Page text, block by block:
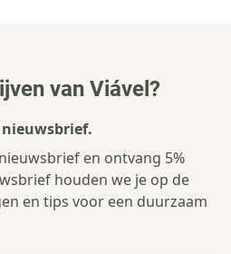
van Viável?
en ontvang 5%
houden we je op de
en tips voor een duurzaam